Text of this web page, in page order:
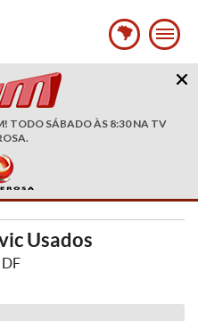
TODO SÁBADO ÀS 8:30 NA TV
Usados